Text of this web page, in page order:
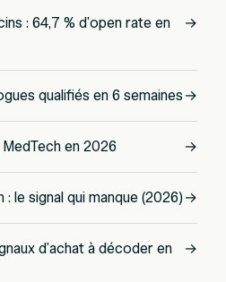
: 64,7 % d'open rate en
→
qualifiés en 6 semaines →
en 2026 →
le signal qui manque (2026)→
d'achat à décoder en
→